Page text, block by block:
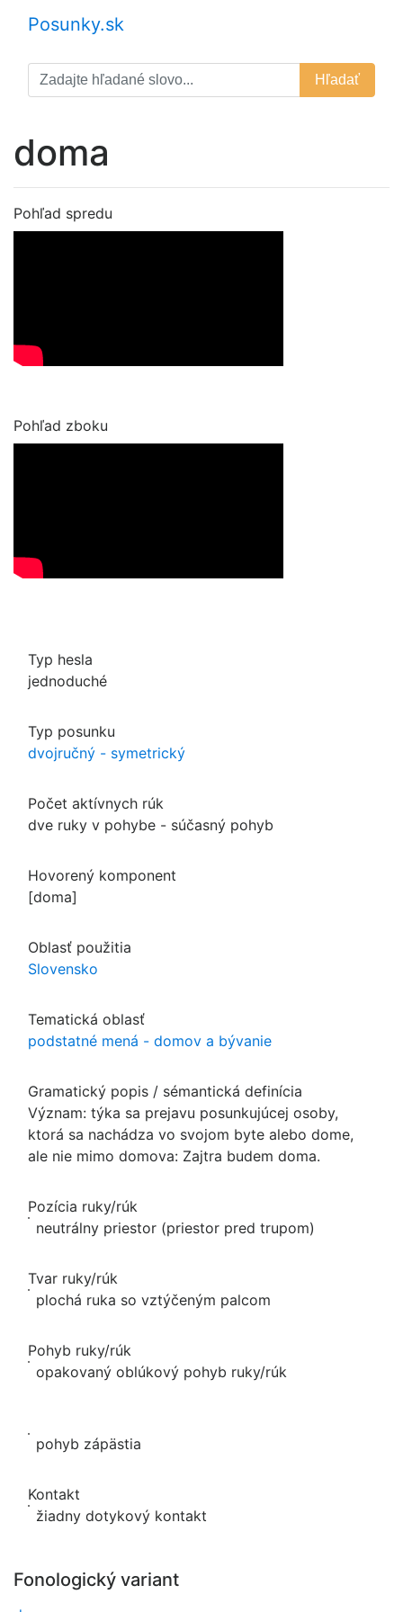
Posunky.sk
Hľadať
doma
Pohľad spredu
Pohľad zboku
Typ hesla
jednoduché
Typ posunku
dvojručný - symetrický
Počet aktívnych rúk
dve ruky v pohybe - súčasný pohyb
Hovorený komponent
[doma]
Oblasť použitia
Slovensko
Tematická oblasť
podstatné mená - domov a bývanie
Gramatický popis / sémantická definícia
Význam: týka sa prejavu posunkujúcej osoby,
ktorá sa nachádza vo svojom byte alebo dome,
ale nie mimo domova: Zajtra budem doma.
Pozícia ruky/rúk
neutrálny priestor (priestor pred trupom)
Tvar ruky/rúk
plochá ruka so vztýčeným palcom
Pohyb ruky/rúk
opakovaný oblúkový pohyb ruky/rúk
pohyb zápästia
Kontakt
žiadny dotykový kontakt
Fonologický variant